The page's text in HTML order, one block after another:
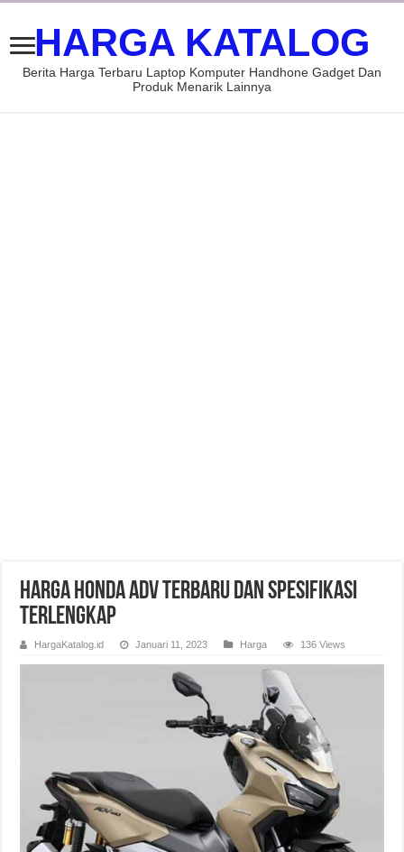
HARGA KATALOG
Berita Harga Terbaru Laptop Komputer Handhone Gadget Dan
Produk Menarik Lainnya
Harga Honda Adv Terbaru dan Spesifikasi
Terlengkap
HargaKatalog.id Januari 11, 2023 Harga 136 Views